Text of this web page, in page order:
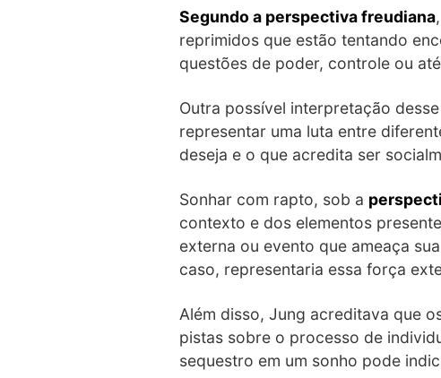
Segundo a perspectiva freudiana
reprimidos que estão tentando
questões de poder, controle ou
Outra possível interpretação
representar uma luta entre
deseja e o que acredita ser
Sonhar com rapto, sob a
contexto e dos elementos
externa ou evento que ameaça
caso, representaria essa força
Além disso, Jung acreditava que
pistas sobre o processo de
sequestro em um sonho pode